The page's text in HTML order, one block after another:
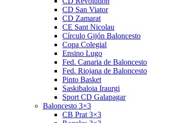
CD San Viator
CD Zamarat
CE Sant Nicolau
Círculo Gijón Baloncesto
Copa Colegial
Ensino Lugo
Fed. Canaria de Baloncesto
Fed. Riojana de Baloncesto
Pinto Basket
Saskibaloia Iraurgi
Sport CD Galapagar
Baloncesto 3×3
CB Prat 3×3